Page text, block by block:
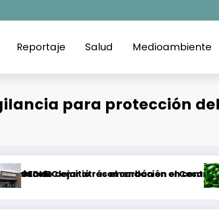
Reportaje Salud Medioambiente
para protección
el carbón en el Cesar, Colombia
en contra de la FGE y la
Brote de